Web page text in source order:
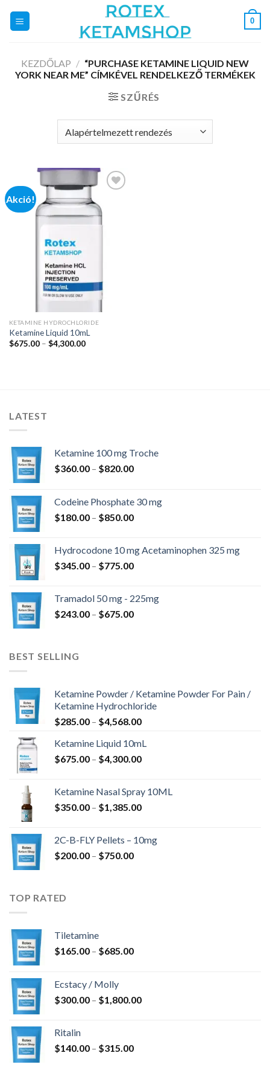
0
KEZDŐLAP / “PURCHASE KETAMINE LIQUID NEW
YORK NEAR ME” CÍMKÉVEL RENDELKEZŐ TERMÉKEK
SZŰRÉS
Akció!
Add to
wishlist
KETAMINE HYDROCHLORIDE
Ketamine Liquid 10mL
$675.00 – $4,300.00Ártartomány:
LATEST
Ketamine 100 mg Troche
$360.00 – $820.00Ártartomány:
$820.00
Codeine Phosphate 30 mg
$180.00 – $850.00Ártartomány:
$850.00
Hydrocodone 10 mg Acetaminophen 325 mg
$345.00 – $775.00Ártartomány:
$775.00
Tramadol 50 mg - 225mg
$243.00 – $675.00Ártartomány:
BEST SELLING
Ketamine Powder / Ketamine Powder For Pain /
Ketamine Hydrochloride
$285.00 – $4,568.00Ártartomány:
-
$4,568.00
Ketamine Liquid 10mL
$675.00 – $4,300.00Ártartomány:
$4,300.00
Ketamine Nasal Spray 10ML
$350.00 – $1,385.00Ártartomány:
$1,385.00
2C-B-FLY Pellets – 10mg
$200.00 – $750.00Ártartomány:
TOP RATED
Tiletamine
$165.00 – $685.00Ártartomány:
Ecstacy / Molly
$300.00 – $1,800.00Ártartomány:
Ritalin
$140.00 – $315.00Ártartomány: